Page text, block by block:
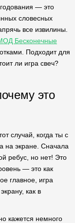
— это
словесных
все извилины.
Бесконечные
Подходит для
ли игра свеч?
это
случай, когда ты с
на экране. Сначала
ребус, но нет! Это
— это как
главное, игра
как в
кажется немного